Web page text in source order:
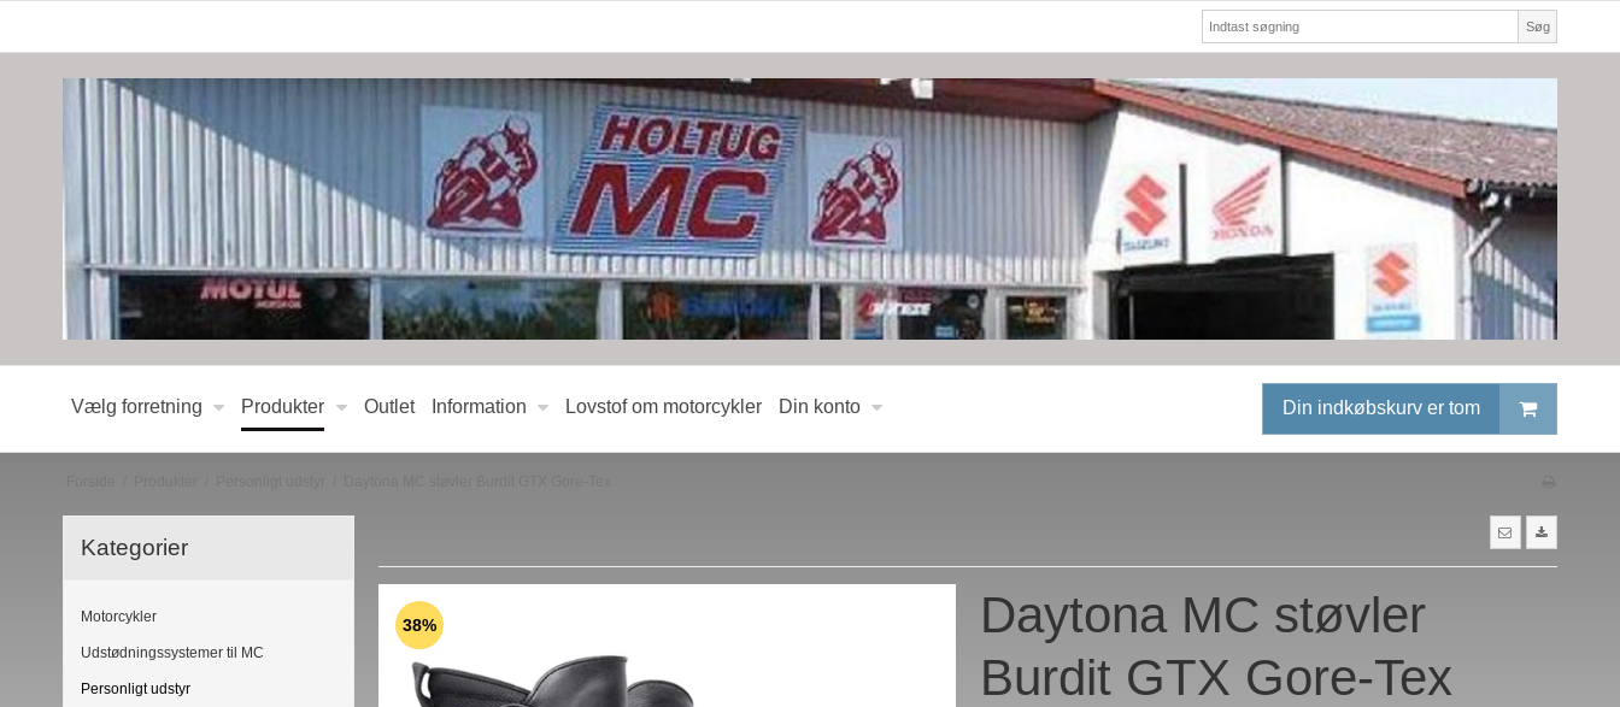
Søg
Vælg forretning Produkter Outlet Information Lovstof om motorcykler Din konto Din indkøbskurv er tom
Kategorier
Motorcykler
Udstødningssystemer til MC
Personligt udstyr
38%
Daytona MC støvler
Burdit GTX Gore-Tex